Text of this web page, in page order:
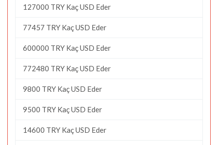
127000 TRY Kaç USD Eder
77457 TRY Kaç USD Eder
600000 TRY Kaç USD Eder
772480 TRY Kaç USD Eder
9800 TRY Kaç USD Eder
9500 TRY Kaç USD Eder
14600 TRY Kaç USD Eder